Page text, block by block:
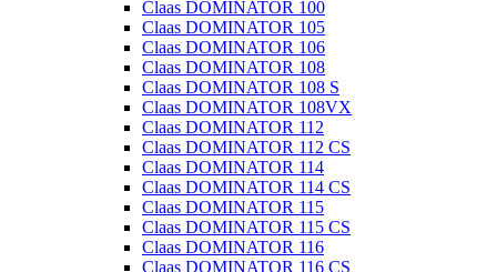
Claas DOMINATOR 100
Claas DOMINATOR 105
Claas DOMINATOR 106
Claas DOMINATOR 108
Claas DOMINATOR 108 S
Claas DOMINATOR 108VX
Claas DOMINATOR 112
Claas DOMINATOR 112 CS
Claas DOMINATOR 114
Claas DOMINATOR 114 CS
Claas DOMINATOR 115
Claas DOMINATOR 115 CS
Claas DOMINATOR 116
Claas DOMINATOR 116 CS